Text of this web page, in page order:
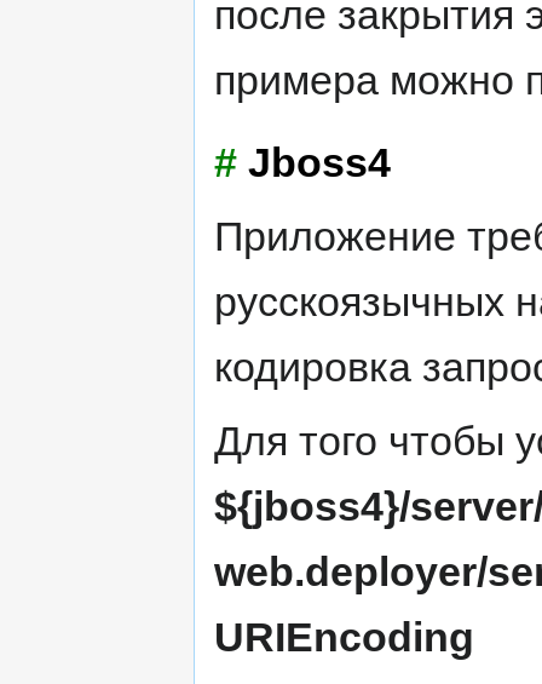
после закрытия
примера можно
# Jboss4
Приложение
русскоязычных
кодировка
Для того чтобы
${jboss4}/
web.deployer/
URIEncoding